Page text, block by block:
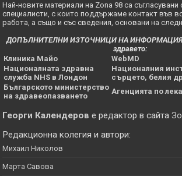
Най-новите материали на Zona 98 са съгласувани
специалисти, с които поддържаме контакт във
работа, а също и със сведения, основани на
ДОПЪЛНИТЕЛНИ ИЗТОЧНИЦИ НА ИНФОРМАЦИЯ,
здравето:
Клиника Майо
WebMD
Националната здравна
служба NHS в Лондон
Националния
сърцето, белия
Българското министерство
на здравеопазването
Агенцията по
Георги Календеров е редактор в сайта
Редакционна колегия и автори:
Михаил Николов
Марта Савова